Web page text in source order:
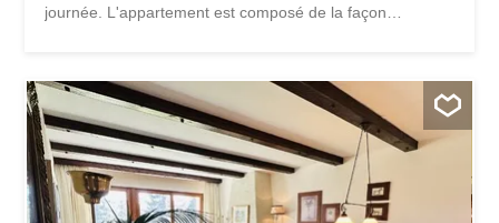
journée. L'appartement est composé de la façon
équipée avec sortie sur la balcon - 1 chambre double
avec salle de bain attenante - 1 Chambre avec deux lits
simples - 1 Douche à l'italienne /WC - Joli balcon avec
Vue sur Anzère L'appartement est loué avec un garage
box. Buanderie commune dans l'immeuble. Louable pour
la saison d'été ou à l'année 2 500.-chf par mois Louable
pour la saison d'hiver 4 mois 15 000.-chf